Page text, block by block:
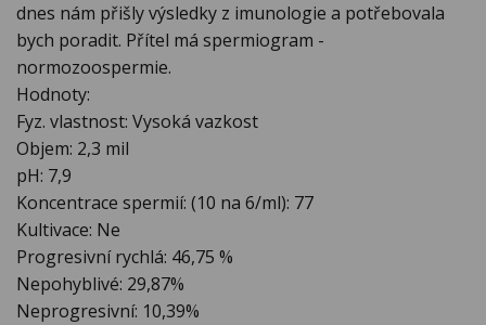
dnes nám přišly výsledky z imunologie a potřebovala
bych poradit. Přítel má spermiogram -
normozoospermie.
Hodnoty:
Fyz. vlastnost: Vysoká vazkost
Objem: 2,3 mil
pH: 7,9
Koncentrace spermií: (10 na 6/ml): 77
Kultivace: Ne
Progresivní rychlá: 46,75 %
Nepohyblivé: 29,87%
Neprogresivní: 10,39%